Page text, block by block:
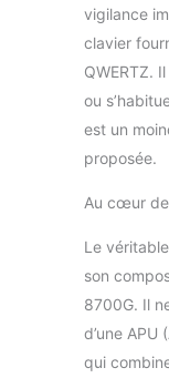
vigilance
clavier
QWERTZ.
ou
est un
proposée.
Au cœur
Le
son
8700G. Il
d’une
qui